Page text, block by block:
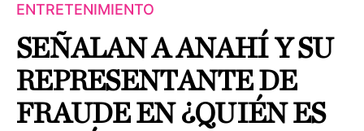
ENTRETENIMIENTO
SEÑALAN A ANAHÍ Y SU
REPRESENTANTE DE
FRAUDE EN ¿QUIÉN ES